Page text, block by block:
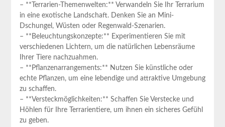
– **Terrarien-Themenwelten:** ​Verwandeln Sie Ihr Terrarium
in eine exotische Landschaft. Denken Sie an⁣ Mini-
Dschungel, Wüsten oder Regenwald-Szenarien.
– **Beleuchtungskonzepte:** Experimentieren Sie⁢ mit
verschiedenen Lichtern, um die natürlichen Lebensräume
Ihrer⁢ Tiere ‍nachzuahmen.
– **Pflanzenarrangements:** Nutzen⁤ Sie ⁤künstliche⁤ oder
echte Pflanzen, um eine lebendige und attraktive Umgebung
zu schaffen.
– **Versteckmöglichkeiten:** Schaffen Sie Verstecke und
Höhlen⁢ für ⁣Ihre Terrarientiere, um⁣ ihnen ein sicheres Gefühl
zu geben.